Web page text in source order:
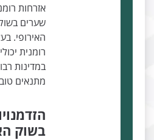
אזרחות רומנית
שערים בשוק
האירופי. בעלי
רומנית יכולים
במדינות רבות.
מתנאים טובים
בשוק